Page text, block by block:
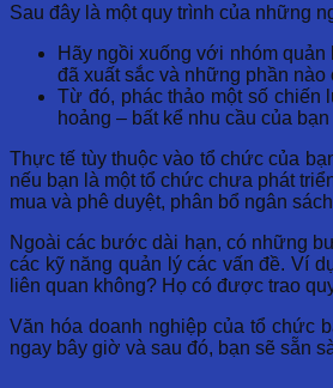
Sau đây là một quy trình của những
Hãy ngồi xuống với nhóm
đã xuất sắc và những phần nào
Từ đó, phác thảo một số chiến
hoảng – bất kể nhu cầu của
Thực tế tùy thuộc vào tổ chức của
nếu bạn là một tổ chức chưa phát
mua và phê duyệt, phân bổ ngân
Ngoài các bước dài hạn, có những
các kỹ năng quản lý các vấn đề. Ví
liên quan không? Họ có được trao
Văn hóa doanh nghiệp của tổ chức
ngay bây giờ và sau đó, bạn sẽ sẵn